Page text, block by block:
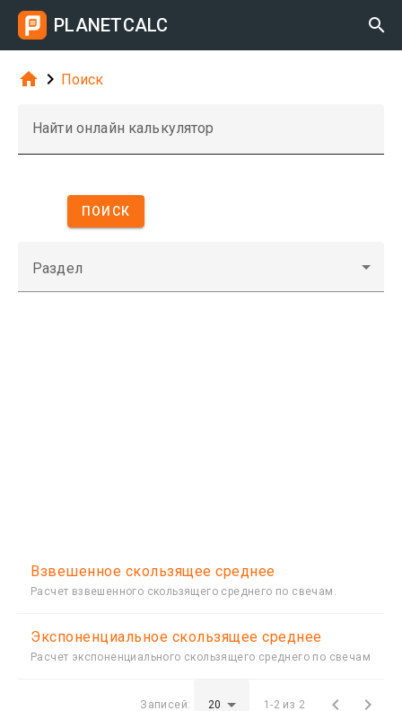
PLANETCALC 
  Поиск
Найти онлайн калькулятор
ПОИСК
Раздел
Взвешенное скользящее среднее
Расчет взвешенного скользящего среднего по свечам.
Экспоненциальное скользящее среднее
Расчет экспоненциального скользящего среднего по свечам
Записей: 1-2 из 2  